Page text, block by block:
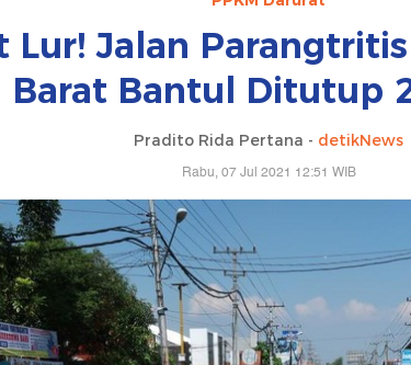
Lur! Jalan
Barat Bantul Ditutup
Pradito Rida Pertana - detikNews
Rabu, 07 Jul 2021 12:51 WIB